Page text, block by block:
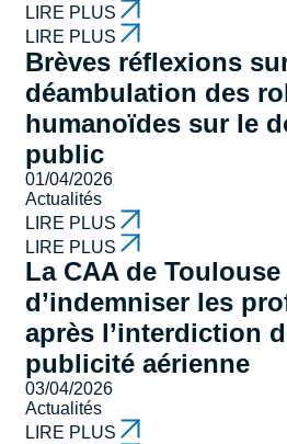
LIRE PLUS
LIRE PLUS
Brèves réflexions
déambulation des
humanoïdes sur le
public
01/04/2026
Actualités
LIRE PLUS
LIRE PLUS
La CAA de
d’indemniser les
après l’interdiction
publicité aérienne
03/04/2026
Actualités
LIRE PLUS